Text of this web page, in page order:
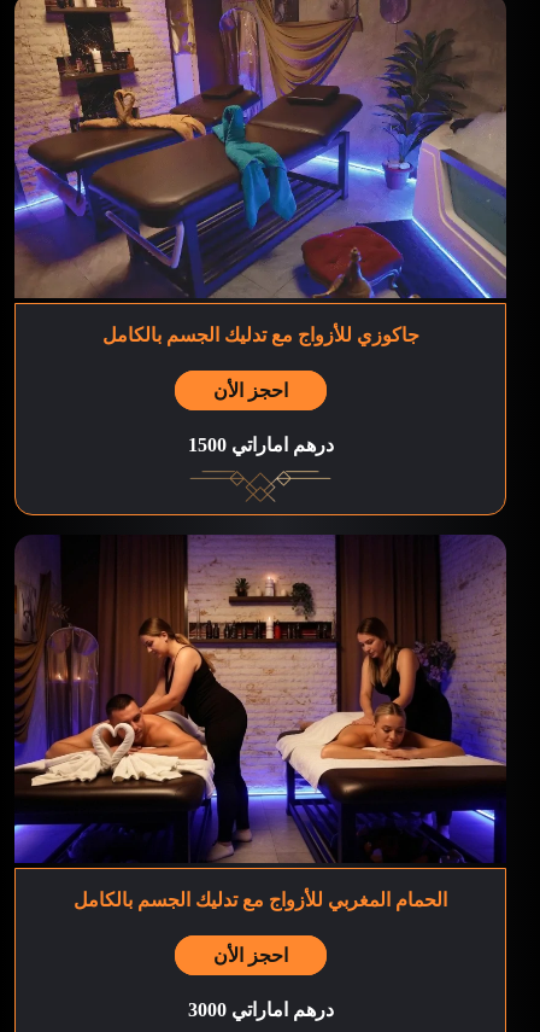
جاكوزي للأزواج مع تدليك الجسم بالكامل
احجز الأن
1500 درهم اماراتي
الحمام المغربي للأزواج مع تدليك الجسم بالكامل
احجز الأن
3000 درهم اماراتي